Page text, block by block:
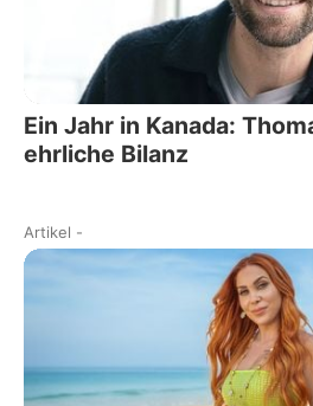
Ein Jahr in Kanada:
ehrliche Bilanz
Artikel -